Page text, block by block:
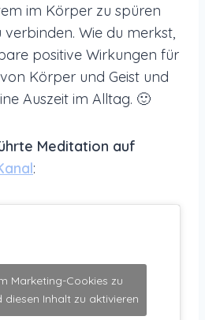
im Körper zu spüren
verbinden. Wie du merkst,
positive Wirkungen für
Körper und Geist und
Auszeit im Alltag. 🙂
Meditation auf
:
Marketing-Cookies zu
diesen Inhalt zu aktivieren